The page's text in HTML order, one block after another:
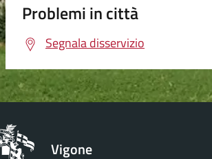
Problemi in città
Segnala disservizio
Vigone